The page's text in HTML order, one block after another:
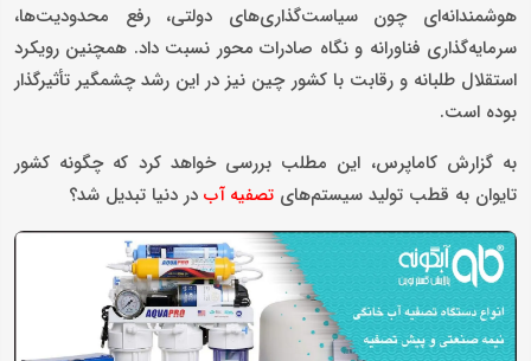
هوشمندانه‌ای چون‌ سیاست‌گذاری‌های دولتی، رفع محدودیت‌ها،
سرمایه‌گذاری فناورانه و نگاه صادرات ‌محور نسبت داد. همچنین رویکرد
استقلال طلبانه و رقابت با کشور چین نیز در این رشد چشمگیر تأثیرگذار
بوده است.
به گزارش کاماپرس، این مطلب بررسی خواهد کرد که چگونه کشور
تایوان به قطب تولید سیستم‌های تصفیه آب در دنیا تبدیل شد؟